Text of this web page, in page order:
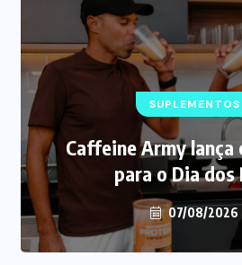
SUPLEMENTOS
Caffeine Army lança
para o Dia dos
07/08/2026